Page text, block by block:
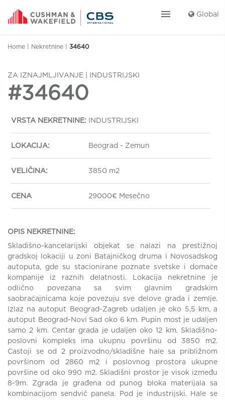
menu Global
Home Nekretnine 34640
ZA IZNAJMLJIVANJE | INDUSTRIJSKI
#34640
VRSTA NEKRETNINE: INDUSTRIJSKI
LOKACIJA: Beograd - Zemun
VELIČINA: 3850 m2
CENA 29000€ Mesečno
OPIS NEKRETNINE:
Skladišno-kancelarijski objekat se nalazi na prestižnoj
gradskoj lokaciji u zoni Batajničkog druma i Novosadskog
autoputa, gde su stacionirane poznate svetske i domaće
kompanije iz raznih delatnosti. Lokacija nekretnine je
odlično povezana sa svim glavnim gradskim
saobraćajnicama koje povezuju sve delove grada i zemlje.
Izlaz na autoput Beograd-Zagreb udaljen je oko 5,5 km, a
autoput Beograd-Novi Sad oko 6 km. Pupin most je udaljen
samo 2 km. Centar grada je udaljen oko 12 km. Skladišno-
poslovni kompleks ima ukupnu površinu od 3850 m2.
Castoji se od 2 proizvodno/skladišne hale sa približnom
površinom od 2860 m2 i poslovnog prostora ukupne
površine od oko 990 m2. Skladišni prostor je visok između
8-9m. Zgrada je građena od punog bloka materijala sa
kombinacijom sendvič panela. Pod je industrijski. Hale se